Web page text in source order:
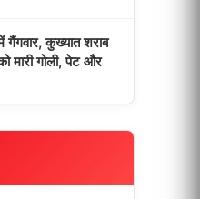
गैंगवार, कुख्यात शराब
मारी गोली, पेट और